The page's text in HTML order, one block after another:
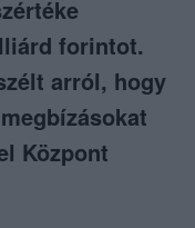
forintot.
arról, hogy
Központ